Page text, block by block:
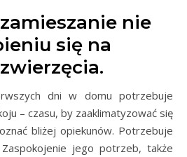
nie
się na
dni w domu potrzebuje
– czasu, by zaaklimatyzować się
bliżej opiekunów. Potrzebuje
jego potrzeb, także